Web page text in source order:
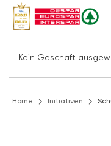
Home Initiativen